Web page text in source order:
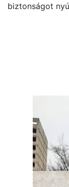
biztonságot